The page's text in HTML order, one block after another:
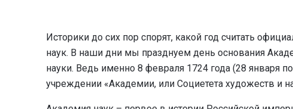
Историки до сих пор спорят, какой год считать
наук. В наши дни мы празднуем день основания
науки. Ведь именно 8 февраля 1724 года (28 января
учреждении «Академии, или Социетета художеств и